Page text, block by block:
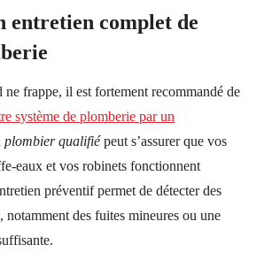
entretien complet de
frappe, il est fortement recommandé de
système de plomberie par un
plombier qualifiépeut s’assurer que vos
eaux et vos robinets fonctionnent
préventif permet de détecter des
notamment des fuites mineures ou une